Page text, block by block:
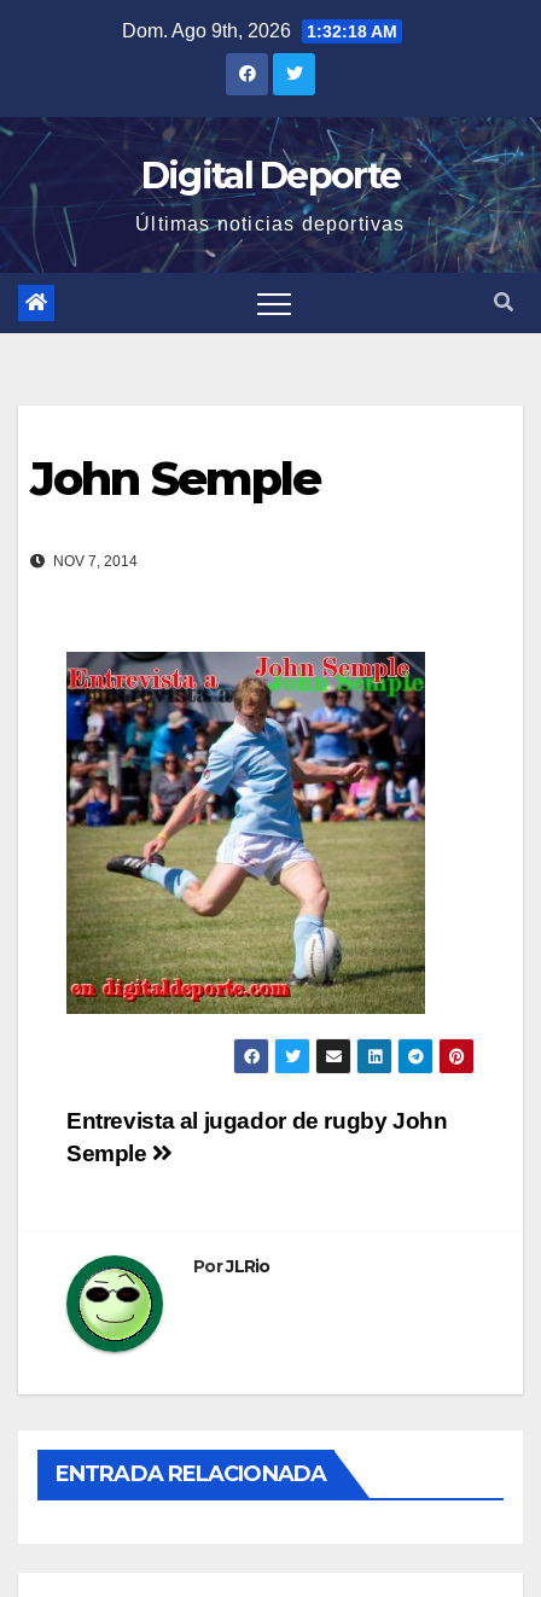
Dom. Ago 9th, 2026 1:32:19 AM
Digital Deporte
Últimas noticias deportivas
John Semple
NOV 7, 2014
Navegación
Entrevista al jugador de rugby John
Semple
PorJLRio
ENTRADA RELACIONADA